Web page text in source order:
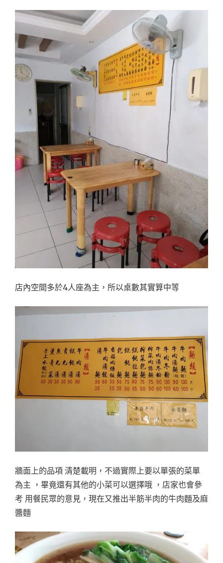
店內空間多於4人座為主，所以桌數其實算中等
牆面上的品項 清楚載明，不過實際上要以單張的菜單
為主 ，畢竟還有其他的小菜可以選擇哦 ，店家也會參
考 用餐民眾的意見，現在又推出半筋半肉的牛肉麵及麻
醬麵